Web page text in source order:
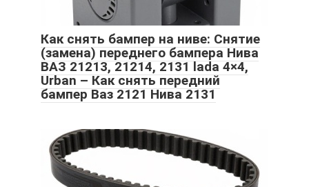
Как снять бампер на ниве: Снятие
(замена) переднего бампера Нива
ВАЗ 21213, 21214, 2131 lada 4×4,
Urban – Как снять передний
бампер Ваз 2121 Нива 2131